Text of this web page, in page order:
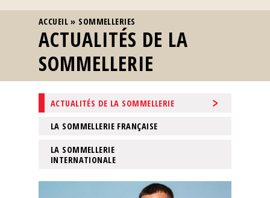
VOUS ÊTES ICI
ACCUEIL » SOMMELLERIES
ACTUALITÉS DE LA
SOMMELLERIE
ACTUALITÉS DE LA SOMMELLERIE
LA SOMMELLERIE FRANÇAISE
LA SOMMELLERIE
INTERNATIONALE